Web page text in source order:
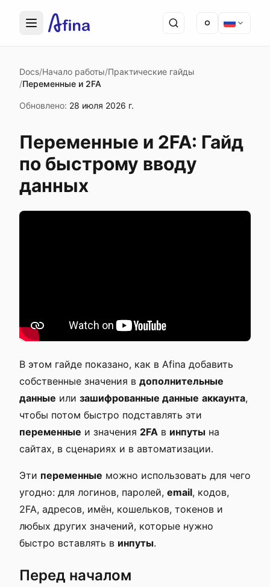
Docs/Начало работы/Практические гайды
/Переменные и 2FA
Обновлено: 28 июля 2026 г.
Переменные и 2FA: Гайд
по быстрому вводу
данных
В этом гайде показано, как в Afina добавить
собственные значения в дополнительные
данные или зашифрованные данные аккаунта,
чтобы потом быстро подставлять эти
переменные и значения 2FA в инпуты на
сайтах, в сценариях и в автоматизации.
Эти переменные можно использовать для чего
угодно: для логинов, паролей, email, кодов,
2FA, адресов, имён, кошельков, токенов и
любых других значений, которые нужно
быстро вставлять в инпуты.
Перед началом